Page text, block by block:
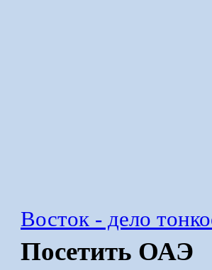
Восток - дело
Посетить ОАЭ